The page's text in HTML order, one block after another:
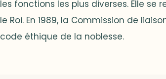
les fonctions les plus diverses. Elle
le Roi. En 1989, la Commission de
code éthique de la noblesse.